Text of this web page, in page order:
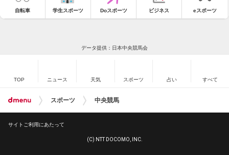
自転車 学生スポーツ Doスポーツ ビジネス eスポーツ
データ提供：日本中央競馬会
TOP ニュース 天気 スポーツ 占い すべて
スポーツ 中央競馬
サイトご利用にあたって
(C) NTT DOCOMO, INC.